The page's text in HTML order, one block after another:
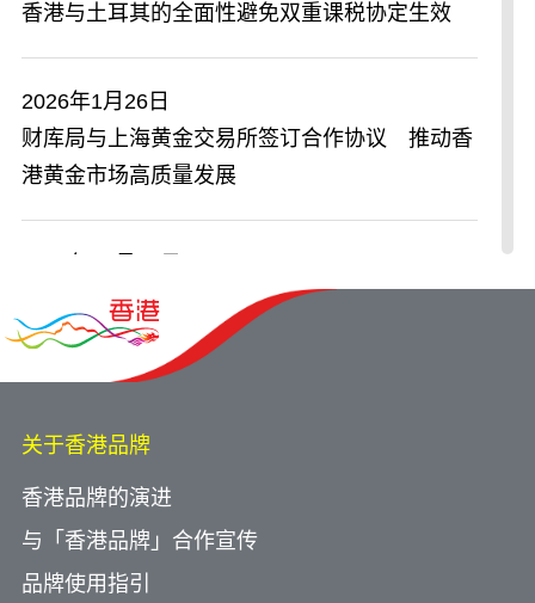
香港与土耳其的全面性避免双重课税协定生效
2026年1月26日
财库局与上海黄金交易所签订合作协议 推动香
港黄金市场高质量发展
​香港海关与秘鲁海关税务总局达成「认可经济营
运商」互认安排
2025年10月9日
香港与卢旺达签订税务协定
关于香港品牌
香港品牌的演进
与「香港品牌」合作宣传
品牌使用指引